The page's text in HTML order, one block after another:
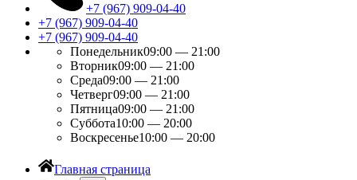
+7 (967) 909-04-40
+7 (967) 909-04-40
+7 (967) 909-04-40
Понедельник09:00 — 21:00
Вторник09:00 — 21:00
Среда09:00 — 21:00
Четверг09:00 — 21:00
Пятница09:00 — 21:00
Суббота10:00 — 20:00
Воскресенье10:00 — 20:00
Главная страница